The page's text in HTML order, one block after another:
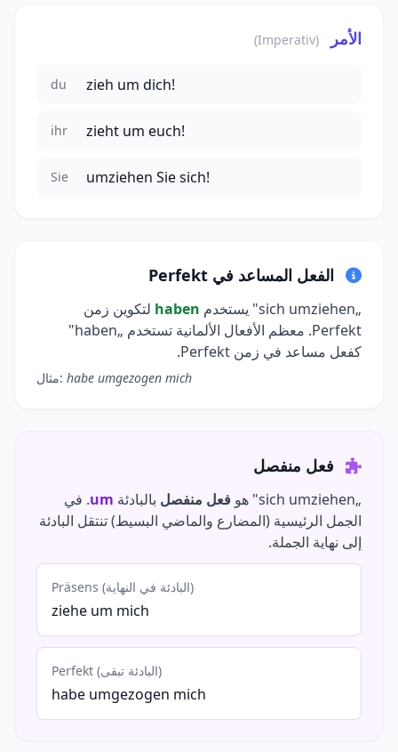
الأمر (Imperativ)
du zieh um dich!
ihr zieht um euch!
Sie umziehen Sie sich!
الفعل المساعد في Perfekt
„sich umziehen" يستخدم haben لتكوين زمن
Perfekt. معظم الأفعال الألمانية تستخدم „haben"
كفعل مساعد في زمن Perfekt.
مثال: habe umgezogen mich
فعل منفصل
„sich umziehen" هو فعل منفصل بالبادئة um. في
الجمل الرئيسية (المضارع والماضي البسيط) تنتقل البادئة
إلى نهاية الجملة.
Präsens (البادئة في النهاية)
ziehe um mich
Perfekt (البادئة تبقى)
habe umgezogen mich